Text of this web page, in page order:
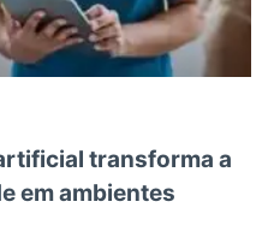
transforma a
em ambientes